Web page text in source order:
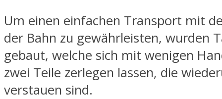
Um einen einfachen Transport mit
der Bahn zu gewährleisten, wurden
gebaut, welche sich mit wenigen
zwei Teile zerlegen lassen, die
verstauen sind.